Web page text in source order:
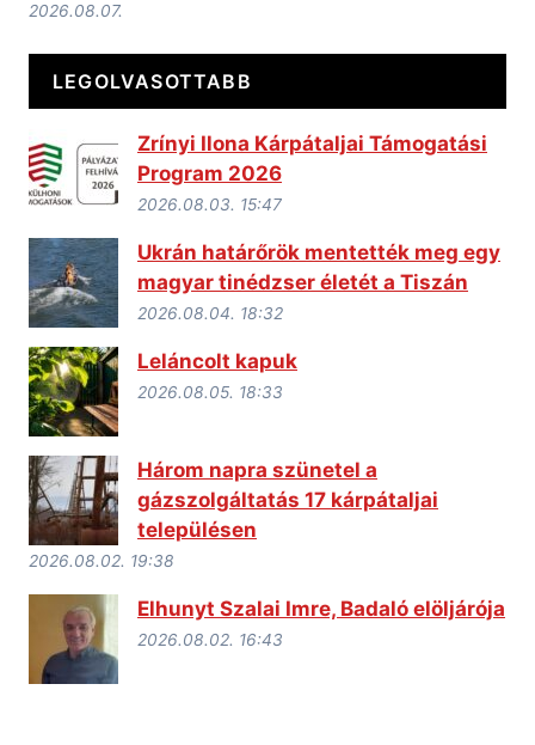
2026.08.07.
LEGOLVASOTTABB
Zrínyi Ilona Kárpátaljai Támogatási
Program 2026
2026.08.03. 15:47
Ukrán határőrök mentették meg egy
magyar tinédzser életét a Tiszán
2026.08.04. 18:32
Leláncolt kapuk
2026.08.05. 18:33
Három napra szünetel a
gázszolgáltatás 17 kárpátaljai
településen
2026.08.02. 19:38
Elhunyt Szalai Imre, Badaló elöljárója
2026.08.02. 16:43